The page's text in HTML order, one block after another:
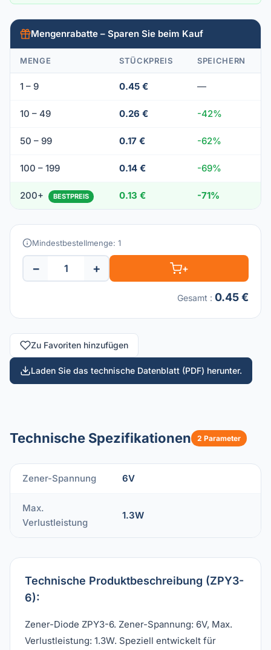
Mengenrabatte – Sparen Sie beim Kauf
MENGE STÜCKPREIS SPEICHERN
1 – 9 0.45 € —
10 – 49 0.26 € -42%
50 – 99 0.17 € -62%
100 – 199 0.14 € -69%
200+ BESTPREIS 0.13 € -71%
Mindestbestellmenge: 1
− + +
Gesamt : 0.45 €
Zu Favoriten hinzufügen
Laden Sie das technische Datenblatt (PDF) herunter.
Technische Spezifikationen 2 Parameter
Zener-Spannung 6V
Max.
Verlustleistung
1.3W
Technische Produktbeschreibung (ZPY3-
6):
Zener-Diode ZPY3-6. Zener-Spannung: 6V, Max.
Verlustleistung: 1.3W. Speziell entwickelt für